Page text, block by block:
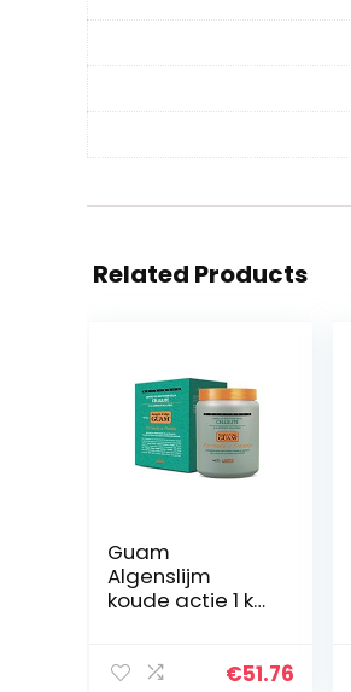
Related Products
Guam
Algenslijm
koude actie 1 kg
€51.76